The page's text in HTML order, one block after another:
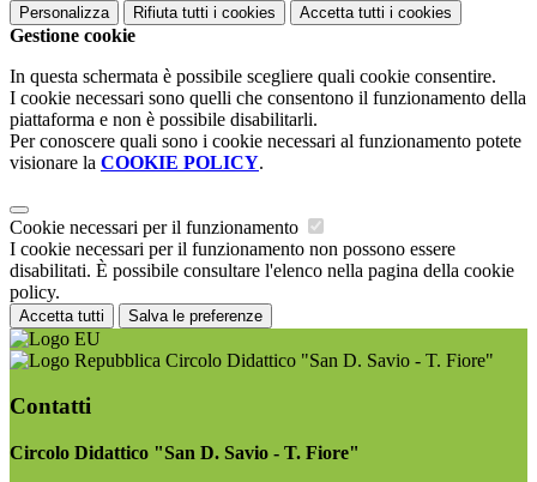
Personalizza Rifiuta tutti i cookies Accetta tutti i cookies
Gestione cookie
In questa schermata è possibile scegliere quali cookie consentire.
I cookie necessari sono quelli che consentono il funzionamento della
piattaforma e non è possibile disabilitarli.
Per conoscere quali sono i cookie necessari al funzionamento potete
visionare la COOKIE POLICY.
Cookie necessari per il funzionamento
I cookie necessari per il funzionamento non possono essere
disabilitati. È possibile consultare l'elenco nella pagina della cookie
policy.
Accetta tutti Salva le preferenze
Circolo Didattico "San D. Savio - T. Fiore"
Contatti
Circolo Didattico "San D. Savio - T. Fiore"